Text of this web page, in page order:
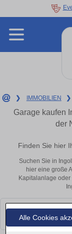
Alle Cookies
❯ IMMOBILIEN ❯
Garage kaufen
der
Finden Sie hier
Suchen Sie in
hier eine große
Kapitalanlage
Leider konnten wir
bald wieder vorbei!